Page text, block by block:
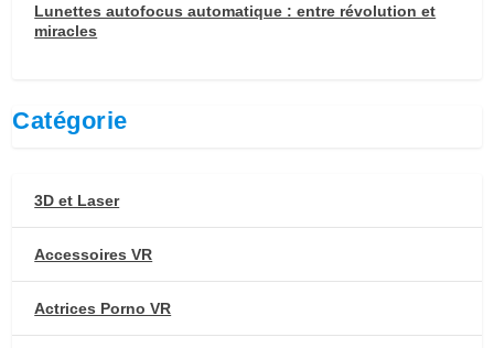
Lunettes autofocus automatique : entre révolution et
miracles
Catégorie
3D et Laser
Accessoires VR
Actrices Porno VR